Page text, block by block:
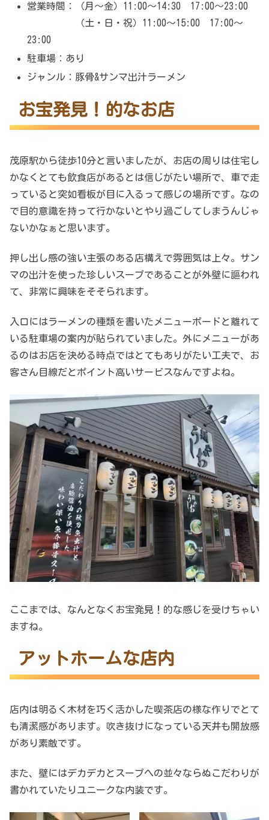
営業時間：（月～金）11:00～14:30 17:00～23:00
（土・日・祝）11:00～15:00 17:00～
23:00
駐車場：あり
ジャンル：豚骨&サンマ出汁ラーメン
お宝発見！的なお店
茂原駅から徒歩10分と言いましたが、お店の周りは住宅し
かなくとても飲食店があるとは信じがたい場所で、車で走
っていると突如看板が目に入るって感じの場所です。なの
で目的意識を持って行かないとやり過ごしてしまうんじゃ
ないかなぁと思います。
押し出し感の強い主張のある店構えで雰囲気は上々。サン
マの出汁を使った珍しいスープであることが外壁に謳われ
て、非常に興味をそそられます。
入口にはラーメンの種類を書いたメニューボードと離れて
いる駐車場の案内が貼られていました。外にメニューがあ
るのはお店を決める時点ではとてもありがたい工夫で、お
客さん目線だとポイント高いサービスなんですよね。
ここまでは、なんとなくお宝発見！的な感じを受けちゃい
ますね。
アットホームな店内
店内は明るく木材を巧く活かした喫茶店の様な作りでとて
も清潔感があります。吹き抜けになっている天井も開放感
があり素敵です。
また、壁にはデカデカとスープへの並々ならぬこだわりが
書かれていたりユニークな内装です。